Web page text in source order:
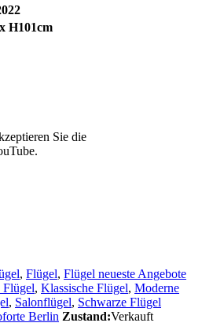
H101cm
Sie die
, Flügel, Flügel neueste Angebote
Flügel, Klassische Flügel, Moderne
, Salonflügel, Schwarze Flügel
Berlin Zustand:Verkauft